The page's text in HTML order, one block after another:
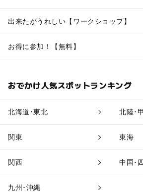
出来たがうれしい【ワークショップ】
お得に参加！【無料】
おでかけ人気スポットランキング
北海道･東北 北陸･
関東 東海
関西 中国･
九州･沖縄